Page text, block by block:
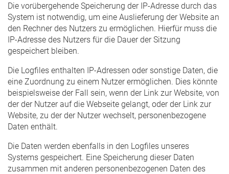
Die vorübergehende Speicherung der IP-Adresse durch das
System ist notwendig, um eine Auslieferung der Website an
den Rechner des Nutzers zu ermöglichen. Hierfür muss die
IP-Adresse des Nutzers für die Dauer der Sitzung
gespeichert bleiben.
Die Logfiles enthalten IP-Adressen oder sonstige Daten, die
eine Zuordnung zu einem Nutzer ermöglichen. Dies könnte
beispielsweise der Fall sein, wenn der Link zur Website, von
der der Nutzer auf die Webseite gelangt, oder der Link zur
Website, zu der der Nutzer wechselt, personenbezogene
Daten enthält.
Die Daten werden ebenfalls in den Logfiles unseres
Systems gespeichert. Eine Speicherung dieser Daten
zusammen mit anderen personenbezogenen Daten des